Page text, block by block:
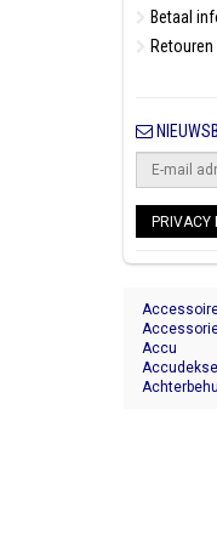
Betaal
Retouren
PRIVACY
Accu
Accudeksel